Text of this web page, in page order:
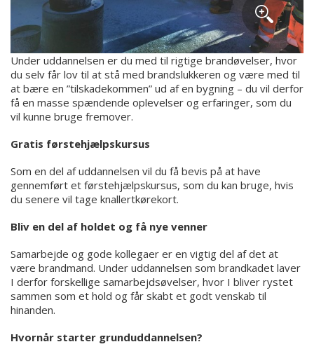
Under uddannelsen er du med til rigtige brandøvelser, hvor
du selv får lov til at stå med brandslukkeren og være med til
at bære en ”tilskadekommen” ud af en bygning – du vil derfor
få en masse spændende oplevelser og erfaringer, som du
vil kunne bruge fremover.
Gratis førstehjælpskursus
Som en del af uddannelsen vil du få bevis på at have
gennemført et førstehjælpskursus, som du kan bruge, hvis
du senere vil tage knallertkørekort.
Bliv en del af holdet og få nye venner
Samarbejde og gode kollegaer er en vigtig del af det at
være brandmand. Under uddannelsen som brandkadet laver
I derfor forskellige samarbejdsøvelser, hvor I bliver rystet
sammen som et hold og får skabt et godt venskab til
hinanden.
Hvornår starter grunduddannelsen?